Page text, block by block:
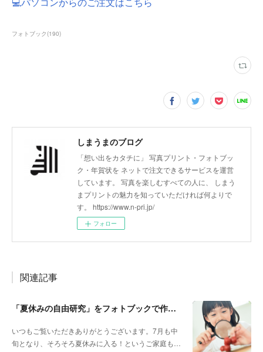
フォトブック (190)
しまうまのブログ
「想い出をカタチに」 写真プリント・フォトブッ
ク・年賀状を ネットで注文できるサービスを運営
しています。 写真を楽しむすべての人に、 しまう
まプリントの魅力を知っていただければ何よりで
す。 https://www.n-pri.jp/
フォロー
関連記事
「夏休みの自由研究」をフォトブックで作ろう🔎
いつもご覧いただきありがとうございます。7月も中
旬となり、そろそろ夏休みに入る！というご家庭も…